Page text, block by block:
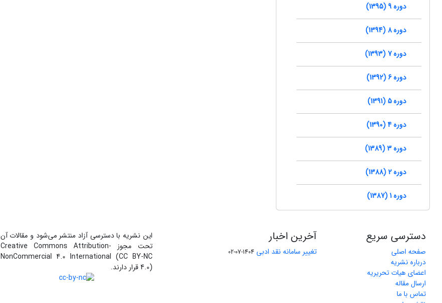
دوره 9 (1395)
دوره 8 (1394)
دوره 7 (1393)
دوره 6 (1392)
دوره 5 (1391)
دوره 4 (1390)
دوره 3 (1389)
دوره 2 (1388)
دوره 1 (1387)
دسترسی سریع
صفحه اصلی
درباره نشریه
اعضای هیات تحریریه
ارسال مقاله
تماس با ما
آخرین اخبار
تغییر سامانه نقد ادبی 1404-07-02
این نشریه با دسترسی آزاد منتشر می‌شود و مقالات آن
تحت مجوز Creative Commons Attribution-
NonCommercial 4.0 International (CC BY-NC
4.0) قرار دارند.